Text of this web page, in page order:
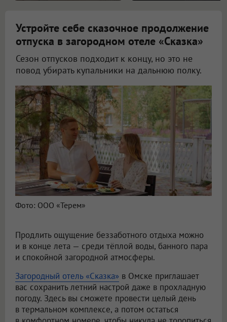
Устройте себе сказочное продолжение
отпуска в загородном отеле «Сказка»
Сезон отпусков подходит к концу, но это не
повод убирать купальники на дальнюю полку.
Фото: ООО «Терем»
Продлить ощущение беззаботного отдыха можно
и в конце лета — среди тёплой воды, банного пара
и спокойной загородной атмосферы.
Загородный отель «Сказка» в Омске приглашает
вас сохранить летний настрой даже в прохладную
погоду. Здесь вы сможете провести целый день
в термальном комплексе, а потом остаться